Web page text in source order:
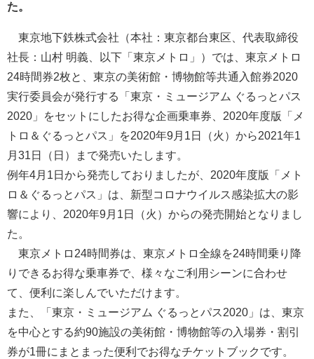
た。
東京地下鉄株式会社（本社：東京都台東区、代表取締役
社長：山村 明義、以下「東京メトロ」）では、東京メトロ
24時間券2枚と、東京の美術館・博物館等共通入館券2020
実行委員会が発行する「東京・ミュージアム ぐるっとパス
2020」をセットにしたお得な企画乗車券、2020年度版「メ
トロ＆ぐるっとパス」を2020年9月1日（火）から2021年1
月31日（日）まで発売いたします。
例年4月1日から発売しておりましたが、2020年度版「メト
ロ＆ぐるっとパス」は、新型コロナウイルス感染拡大の影
響により、2020年9月1日（火）からの発売開始となりまし
た。
東京メトロ24時間券は、東京メトロ全線を24時間乗り降
りできるお得な乗車券で、様々なご利用シーンに合わせ
て、便利に楽しんでいただけます。
また、「東京・ミュージアム ぐるっとパス2020」は、東京
を中心とする約90施設の美術館・博物館等の入場券・割引
券が1冊にまとまった便利でお得なチケットブックです。